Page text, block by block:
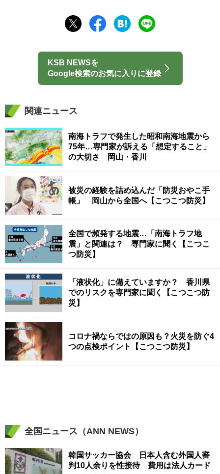
KSB NEWSを
Google検索のお気に入りに登録
関連ニュース
南海トラフで発生した昭和南海地震から
75年…専門家が訴える「想定すること」
の大切さ 岡山・香川
被災の経験を詰め込んだ「防災おやこ手
帳」 岡山から全国へ【こつこつ防災】
全国で頻発する地震…「南海トラフ地
震」と関連は？ 専門家に聞く【こつこ
つ防災】
「液状化」に備えていますか？ 香川県
でのリスクを専門家に聞く【こつこつ防
災】
コロナ禍ならではの原因も？火災を防ぐ4
つの点検ポイント【こつこつ防災】
全国ニュース（ANN NEWS）
韓国サッカー協会 日本人含む外国人審
判10人余りを性接待 費用は法人カード